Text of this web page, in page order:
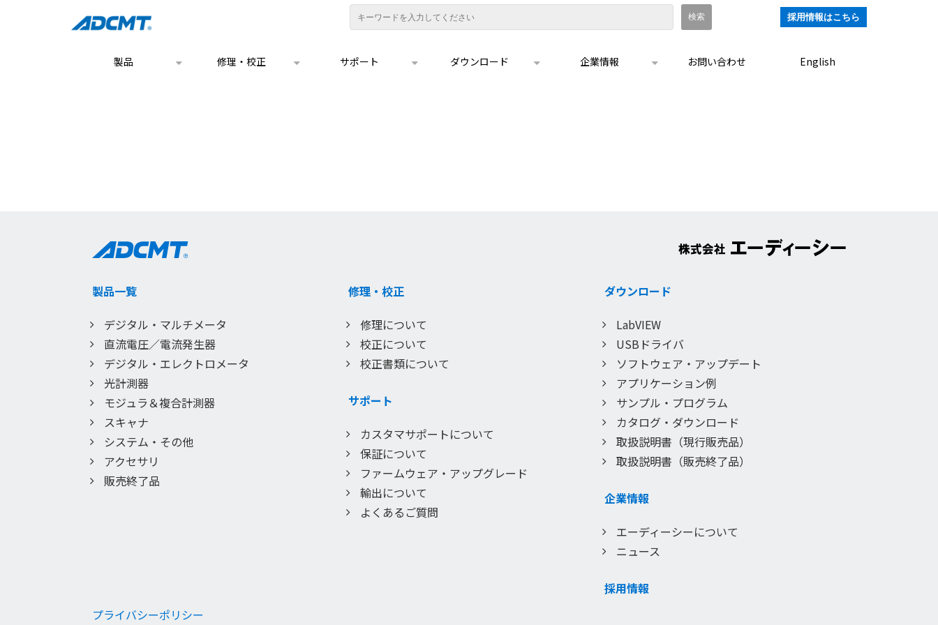
採用情報はこちら
製品 修理・校正 サポート ダウンロード 企業情報 お問い合わせ English
製品一覧
デジタル・マルチメータ
直流電圧／電流発生器
デジタル・エレクトロメータ
光計測器
モジュラ＆複合計測器
スキャナ
システム・その他
アクセサリ
販売終了品
修理・校正
修理について
校正について
校正書類について
サポート
カスタマサポートについて
保証について
ファームウェア・アップグレード
輸出について
よくあるご質問
ダウンロード
LabVIEW
USBドライバ
ソフトウェア・アップデート
アプリケーション例
サンプル・プログラム
カタログ・ダウンロード
取扱説明書（現行販売品）
取扱説明書（販売終了品）
企業情報
エーディーシーについて
ニュース
採用情報
プライバシーポリシー